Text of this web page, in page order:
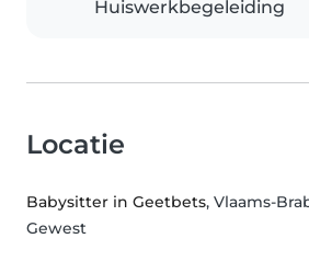
Huiswerkbegeleiding
Locatie
Babysitter in Geetbets, Vlaams-
Gewest